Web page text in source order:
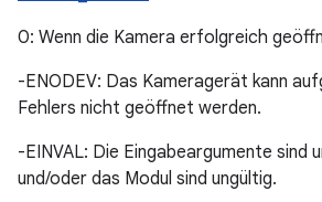
0: Wenn die Kamera erfolgreich
-ENODEV: Das Kameragerät kann
Fehlers nicht geöffnet werden.
-EINVAL: Die Eingabeargumente sind
und/oder das Modul sind ungültig.